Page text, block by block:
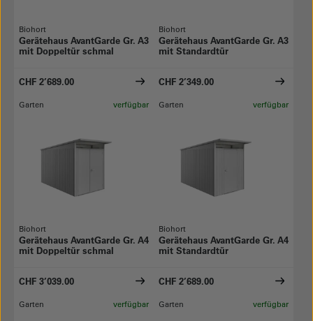
Biohort
Gerätehaus AvantGarde Gr. A3
mit Doppeltür schmal
CHF 2’689.00
Biohort
Gerätehaus AvantGarde Gr. A3
mit Standardtür
CHF 2’349.00
Garten verfügbar
Biohort
Gerätehaus AvantGarde Gr. A4
mit Doppeltür schmal
CHF 3’039.00
Garten verfügbar
Biohort
Gerätehaus AvantGarde Gr. A4
mit Standardtür
CHF 2’689.00
Garten verfügbar Garten verfügbar